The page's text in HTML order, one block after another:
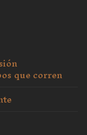
que corren